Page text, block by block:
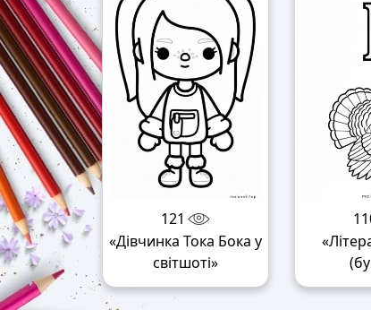
121
«Дівчинка Тока Бока у
світшоті»